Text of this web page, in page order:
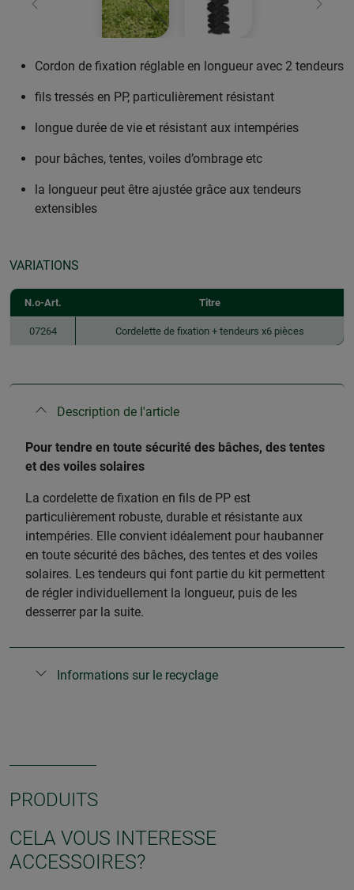
retour
Cordon de fixation réglable en longueur avec 2 tendeurs
fils tressés en PP, particulièrement résistant
longue durée de vie et résistant aux intempéries
pour bâches, tentes, voiles d’ombrage etc
la longueur peut être ajustée grâce aux tendeurs
extensibles
VARIATIONS
N.o-Art. Titre
07264 Cordelette de fixation + tendeurs x6 pièces
Description de l'article
Pour tendre en toute sécurité des bâches, des tentes
et des voiles solaires
La cordelette de fixation en fils de PP est
particulièrement robuste, durable et résistante aux
intempéries. Elle convient idéalement pour haubanner
en toute sécurité des bâches, des tentes et des voiles
solaires. Les tendeurs qui font partie du kit permettent
de régler individuellement la longueur, puis de les
desserrer par la suite.
Informations sur le recyclage
PRODUITS
CELA VOUS INTERESSE
ACCESSOIRES?